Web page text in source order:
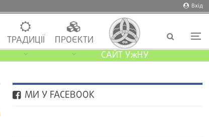
Вхід
ТРАДИЦІЇ
ПРОЄКТИ
САЙТ УжНУ
МИ У FACEBOOK